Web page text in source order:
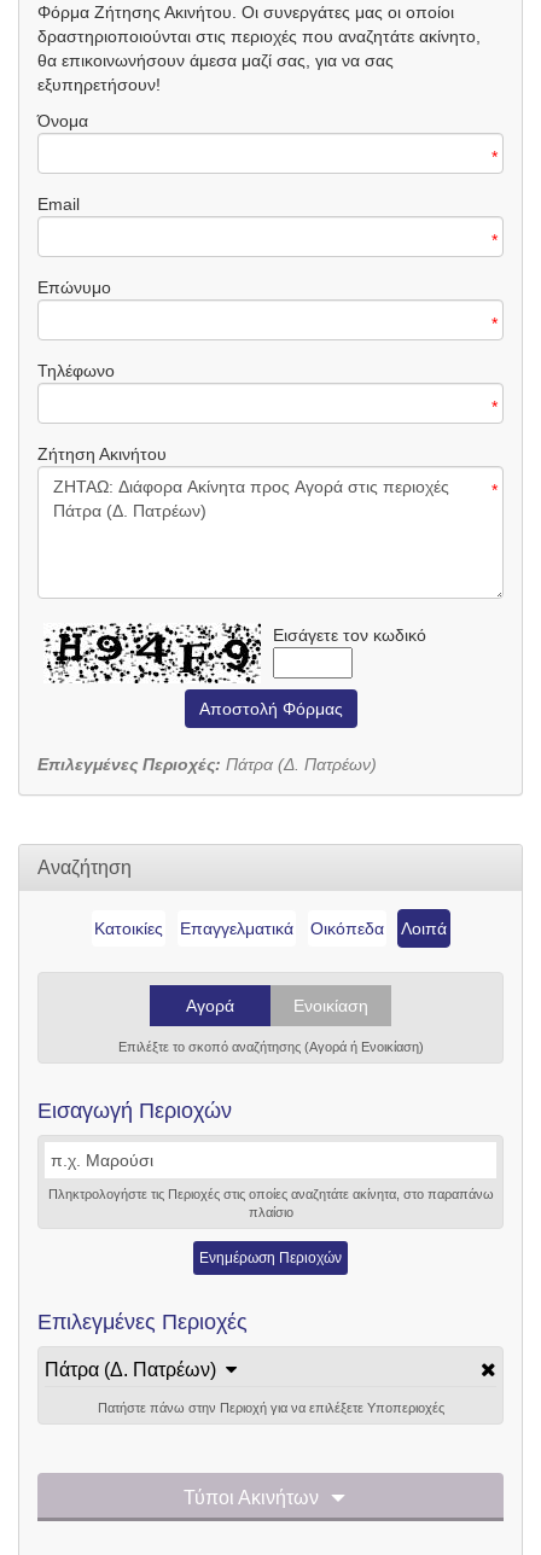
Φόρμα Ζήτησης Ακινήτου. Οι συνεργάτες μας οι οποίοι
δραστηριοποιούνται στις περιοχές που αναζητάτε ακίνητο,
θα επικοινωνήσουν άμεσα μαζί σας, για να σας
εξυπηρετήσουν!
Όνομα
*
Email
*
Επώνυμο
*
Τηλέφωνο
*
Ζήτηση Ακινήτου
*
Εισάγετε τον κωδικό
Αποστολή Φόρμας
Επιλεγμένες Περιοχές: Πάτρα (Δ. Πατρέων)
Αναζήτηση
Κατοικίες Επαγγελματικά Οικόπεδα Λοιπά
Αγορά Ενοικίαση
Επιλέξτε το σκοπό αναζήτησης (Αγορά ή Ενοικίαση)
Εισαγωγή Περιοχών
Πληκτρολογήστε τις Περιοχές στις οποίες αναζητάτε ακίνητα, στο παραπάνω
πλαίσιο
Ενημέρωση Περιοχών
Επιλεγμένες Περιοχές
Πάτρα (Δ. Πατρέων)
Πατήστε πάνω στην Περιοχή για να επιλέξετε Υποπεριοχές
Τύποι Ακινήτων